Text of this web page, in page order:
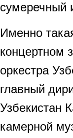
сумеречный
Именно
концертном
оркестра
главный
Узбекистан
камерной